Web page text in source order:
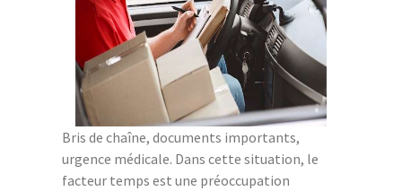
Bris de chaîne, documents importants,
urgence médicale. Dans cette situation, le
facteur temps est une préoccupation